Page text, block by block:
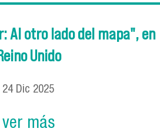
Al otro lado del mapa", en
Unido
24 Dic 2025
ver más